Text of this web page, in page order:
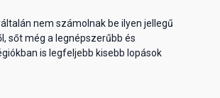
nem számolnak be ilyen jellegű
sőt még a legnépszerűbb és
is legfeljebb kisebb lopások